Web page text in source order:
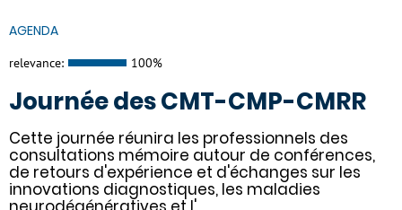
AGENDA
relevance: 100%
Journée des CMT-CMP-CMRR
Cette journée réunira les professionnels des
consultations mémoire autour de conférences,
de retours d'expérience et d'échanges sur les
innovations diagnostiques, les maladies